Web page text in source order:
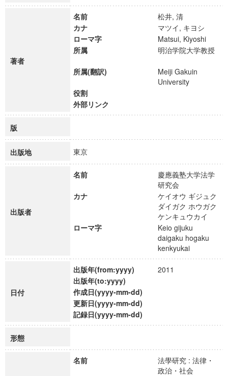
著者
名前
松井, 清
カナ
マツイ, キヨシ
ローマ字
Matsui, Kiyoshi
所属
明治学院大学教授
所属(翻訳)
Meiji Gakuin
University
役割
外部リンク
版
出版地 東京
出版者
名前
慶應義塾大学法学
研究会
カナ
ケイオウ ギジュク
ダイガク ホウガク
ケンキュウカイ
ローマ字
Keio gijuku
daigaku hogaku
kenkyukai
日付
出版年(from:yyyy)
2011
出版年(to:yyyy)
作成日(yyyy-mm-dd)
更新日(yyyy-mm-dd)
記録日(yyyy-mm-dd)
形態
名前
法學研究 : 法律・
政治・社会